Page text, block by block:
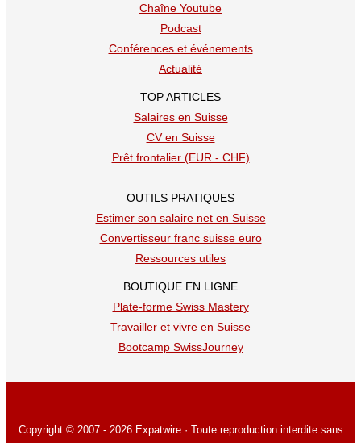
Chaîne Youtube
Podcast
Conférences et événements
Actualité
TOP ARTICLES
Salaires en Suisse
CV en Suisse
Prêt frontalier (EUR - CHF)
OUTILS PRATIQUES
Estimer son salaire net en Suisse
Convertisseur franc suisse euro
Ressources utiles
BOUTIQUE EN LIGNE
Plate-forme Swiss Mastery
Travailler et vivre en Suisse
Bootcamp SwissJourney
Copyright © 2007 - 2026 Expatwire · Toute reproduction interdite sans